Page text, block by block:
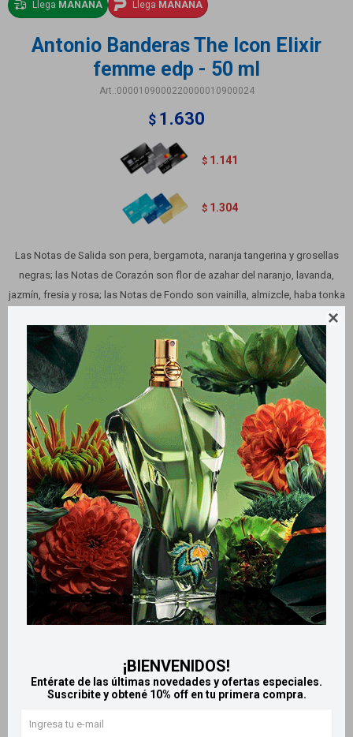

¡BIENVENIDOS!
Entérate de las últimas novedades y ofertas especiales.
Suscribite y obtené 10% off en tu primera compra.
Llega MAÑANA Llega MAÑANA
Antonio Banderas The Icon Elixir
femme edp - 50 ml
0000109000220000010900024
$ 1.630
$ 1.141
$ 1.304
Las Notas de Salida son pera, bergamota, naranja tangerina y grosellas
negras; las Notas de Corazón son flor de azahar del naranjo, lavanda,
jazmín, fresia y rosa; las Notas de Fondo son vainilla, almizcle, haba tonka
Variantes:
Métodos y costos de envío
Retiros gratuitos en tiendas
Productos que te pueden interesar